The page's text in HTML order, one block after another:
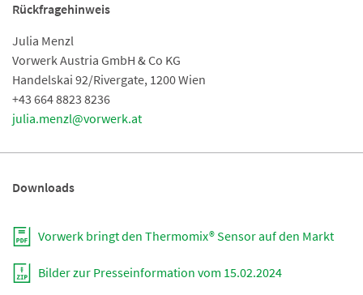
Rückfragehinweis
Julia Menzl
Vorwerk Austria GmbH & Co KG
Handelskai 92/Rivergate, 1200 Wien
+43 664 8823 8236
julia.menzl@vorwerk.at
Downloads
Vorwerk bringt den Thermomix® Sensor auf den Markt
Bilder zur Presseinformation vom 15.02.2024